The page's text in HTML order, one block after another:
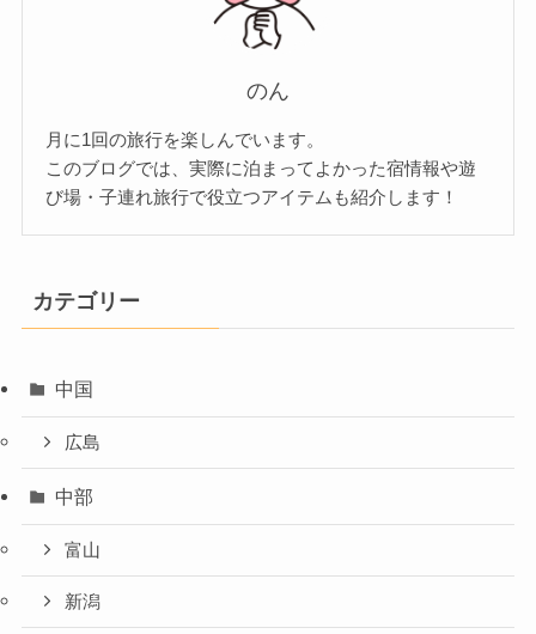
のん
月に1回の旅行を楽しんでいます。
このブログでは、実際に泊まってよかった宿情報や遊
び場・子連れ旅行で役立つアイテムも紹介します！
カテゴリー
中国
広島
中部
富山
新潟